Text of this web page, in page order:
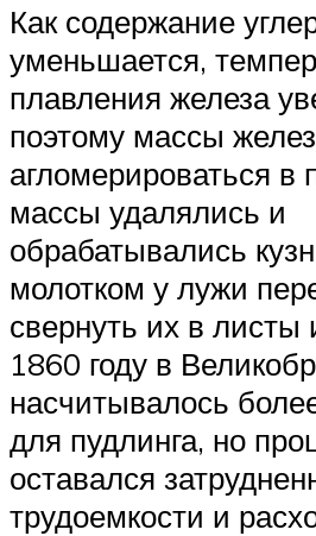
Как содержание
уменьшается,
плавления железа
поэтому массы
агломерироваться в
массы удалялись и
обрабатывались
молотком у лужи
свернуть их в
1860 году в
насчитывалось
для пудлинга, но
оставался
трудоемкости и